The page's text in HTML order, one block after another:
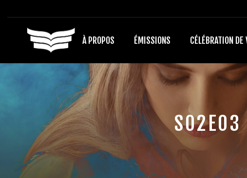
À PROPOS ÉMISSIONS CÉLÉBRATION DE
S02E03